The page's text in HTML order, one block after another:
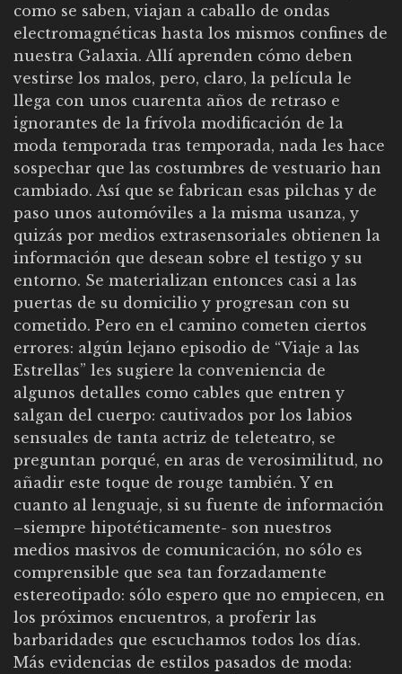
como se saben, viajan a caballo de ondas
electromagnéticas hasta los mismos confines de
nuestra Galaxia. Allí aprenden cómo deben
vestirse los malos, pero, claro, la película le
llega con unos cuarenta años de retraso e
ignorantes de la frívola modificación de la
moda temporada tras temporada, nada les hace
sospechar que las costumbres de vestuario han
cambiado. Así que se fabrican esas pilchas y de
paso unos automóviles a la misma usanza, y
quizás por medios extrasensoriales obtienen la
información que desean sobre el testigo y su
entorno. Se materializan entonces casi a las
puertas de su domicilio y progresan con su
cometido. Pero en el camino cometen ciertos
errores: algún lejano episodio de “Viaje a las
Estrellas” les sugiere la conveniencia de
algunos detalles como cables que entren y
salgan del cuerpo: cautivados por los labios
sensuales de tanta actriz de teleteatro, se
preguntan porqué, en aras de verosimilitud, no
añadir este toque de rouge también. Y en
cuanto al lenguaje, si su fuente de información
–siempre hipotéticamente- son nuestros
medios masivos de comunicación, no sólo es
comprensible que sea tan forzadamente
estereotipado: sólo espero que no empiecen, en
los próximos encuentros, a proferir las
barbaridades que escuchamos todos los días.
Más evidencias de estilos pasados de moda: